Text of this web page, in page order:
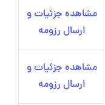
مشاهده جزئیات و
ارسال رزومه
مشاهده جزئیات و
ارسال رزومه